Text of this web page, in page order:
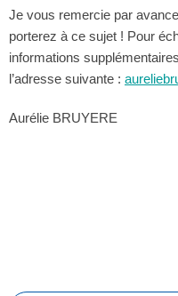
Je vous remercie par
porterez à ce sujet ! Pour
informations
l’adresse suivante :
Aurélie BRUYERE